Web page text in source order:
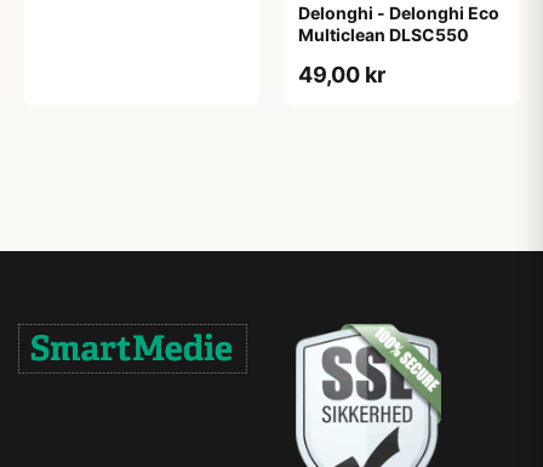
Delonghi - Delonghi Eco
Multiclean DLSC550
49,00 kr